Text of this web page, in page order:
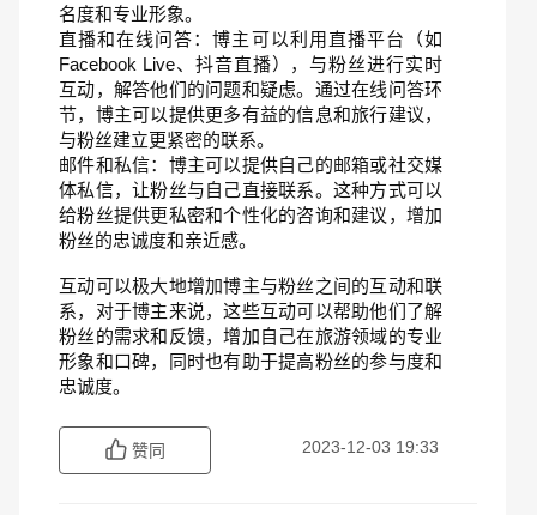
名度和专业形象。
直播和在线问答：博主可以利用直播平台（如
Facebook Live、抖音直播），与粉丝进行实时
互动，解答他们的问题和疑虑。通过在线问答环
节，博主可以提供更多有益的信息和旅行建议，
与粉丝建立更紧密的联系。
邮件和私信：博主可以提供自己的邮箱或社交媒
体私信，让粉丝与自己直接联系。这种方式可以
给粉丝提供更私密和个性化的咨询和建议，增加
粉丝的忠诚度和亲近感。
互动可以极大地增加博主与粉丝之间的互动和联
系，对于博主来说，这些互动可以帮助他们了解
粉丝的需求和反馈，增加自己在旅游领域的专业
形象和口碑，同时也有助于提高粉丝的参与度和
忠诚度。
赞同 2023-12-03 19:33